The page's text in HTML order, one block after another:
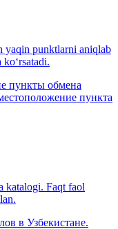
yaqin punktlarni aniqlab
пункты обмена
пункта
katalogi. Faqt faol
в Узбекистане.